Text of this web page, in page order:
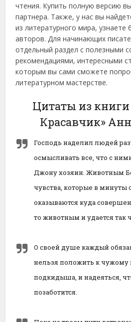
чтения. Купить полную версию
партнера. Также, у нас вы
из литературного мира,
авторов. Для начинающих
отдельный раздел с полезными
рекомендациями, интересными
которым вы сами сможете
литературном мастерстве.
Цитаты из
Красавчик»
Господь наделил людей
осмысливать все, что с
Джону хозяин. Животным
чувства, которые в минуты
оказываются куда
то животным и удается так
О своей душе каждый
нельзя положить к чужому
подкидыша, и надеяться,
позаботится.